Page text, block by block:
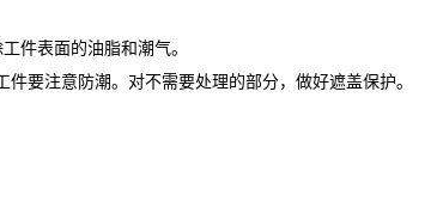
件表面的油脂和潮气。
要注意防潮。对不需要处理的部分，做好遮盖保护。